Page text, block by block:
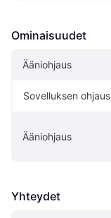
Ominaisuudet
Ääniohjaus
Sovelluksen ohjaus
Ääniohjaus
Yhteydet